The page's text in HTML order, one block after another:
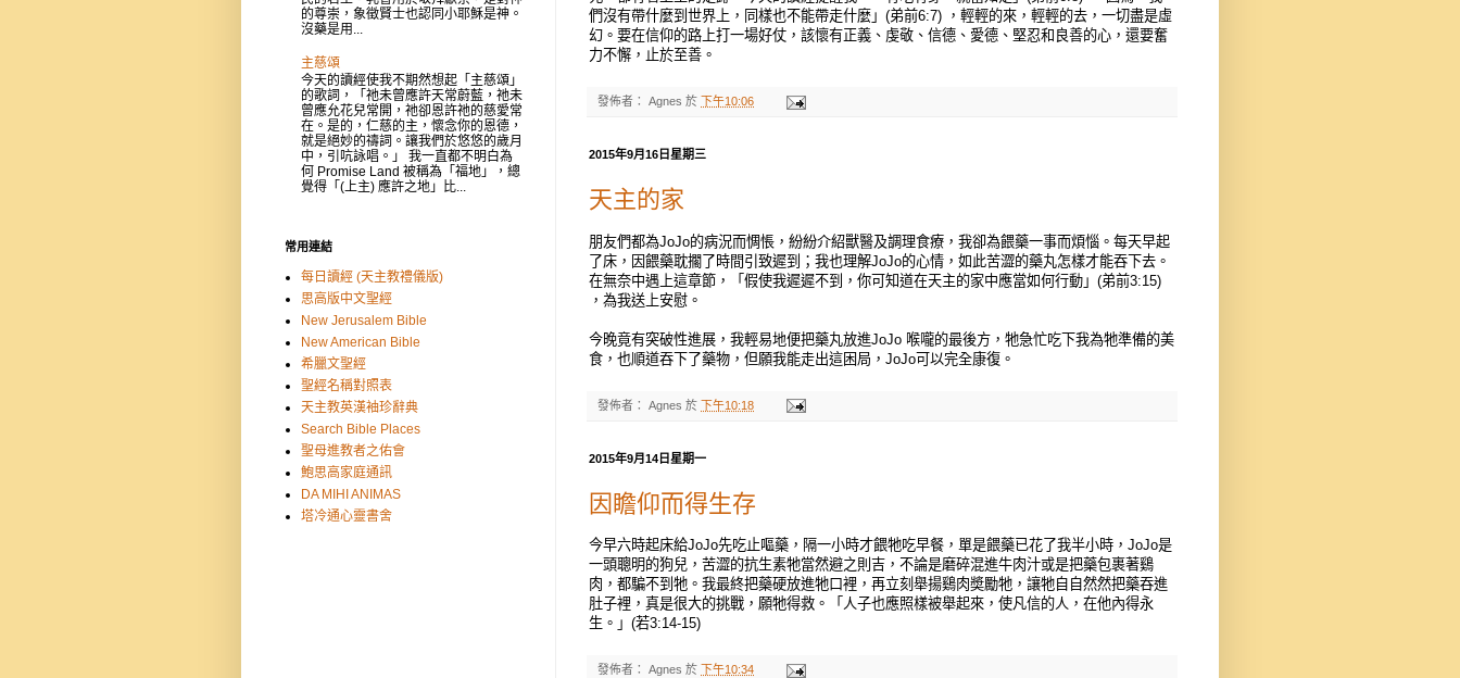
們沒有帶什麼到世界上，同樣也不能帶走什麼」(弟前6:7) ，輕輕的來，輕輕的去，一切盡是虛
幻。要在信仰的路上打一場好仗，該懷有正義、虔敬、信德、愛德、堅忍和良善的心，還要奮
力不懈，止於至善。
發佈者： Agnes 於 下午10:06
2015年9月16日星期三
天主的家
朋友們都為JoJo的病況而惆悵，紛紛介紹獸醫及調理食療，我卻為餵藥一事而煩惱。每天早起
了床，因餵藥耽擱了時間引致遲到；我也理解JoJo的心情，如此苦澀的藥丸怎樣才能吞下去。
在無奈中遇上這章節，「假使我遲遲不到，你可知道在天主的家中應當如何行動」(弟前3:15)
，為我送上安慰。
今晚竟有突破性進展，我輕易地便把藥丸放進JoJo 喉嚨的最後方，牠急忙吃下我為牠準備的美
食，也順道吞下了藥物，但願我能走出這困局，JoJo可以完全康復。
發佈者： Agnes 於 下午10:18
2015年9月14日星期一
因瞻仰而得生存
今早六時起床給JoJo先吃止嘔藥，隔一小時才餵牠吃早餐，單是餵藥已花了我半小時，JoJo是
一頭聰明的狗兒，苦澀的抗生素牠當然避之則吉，不論是磨碎混進牛肉汁或是把藥包裹著鷄
肉，都騙不到牠。我最終把藥硬放進牠口裡，再立刻舉揚鷄肉奬勵牠，讓牠自自然然把藥吞進
肚子裡，真是很大的挑戰，願牠得救。「人子也應照樣被舉起來，使凡信的人，在他內得永
生。」(若3:14-15)
發佈者： Agnes 於 下午10:34
的尊崇，象徵賢士也認同小耶穌是神。
沒藥是用...
主慈頌
今天的讀經使我不期然想起「主慈頌」
的歌詞，「祂未曾應許天常蔚藍，祂未
曾應允花兒常開，祂卻恩許祂的慈愛常
在。是的，仁慈的主，懷念你的恩德，
就是絕妙的禱詞。讓我們於悠悠的歲月
中，引吭詠唱。」 我一直都不明白為
何 Promise Land 被稱為「福地」，總
覺得「(上主) 應許之地」比...
常用連結
每日讀經 (天主教禮儀版)
思高版中文聖經
New Jerusalem Bible
New American Bible
希臘文聖經
聖經名稱對照表
天主教英漢袖珍辭典
Search Bible Places
聖母進教者之佑會
鮑思高家庭通訊
DA MIHI ANIMAS
塔冷通心靈書舍